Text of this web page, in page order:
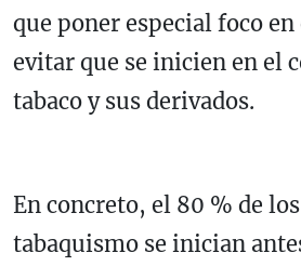
que poner especial foco en
evitar que se inicien en el
tabaco y sus derivados.
En concreto, el 80 % de los
tabaquismo se inician